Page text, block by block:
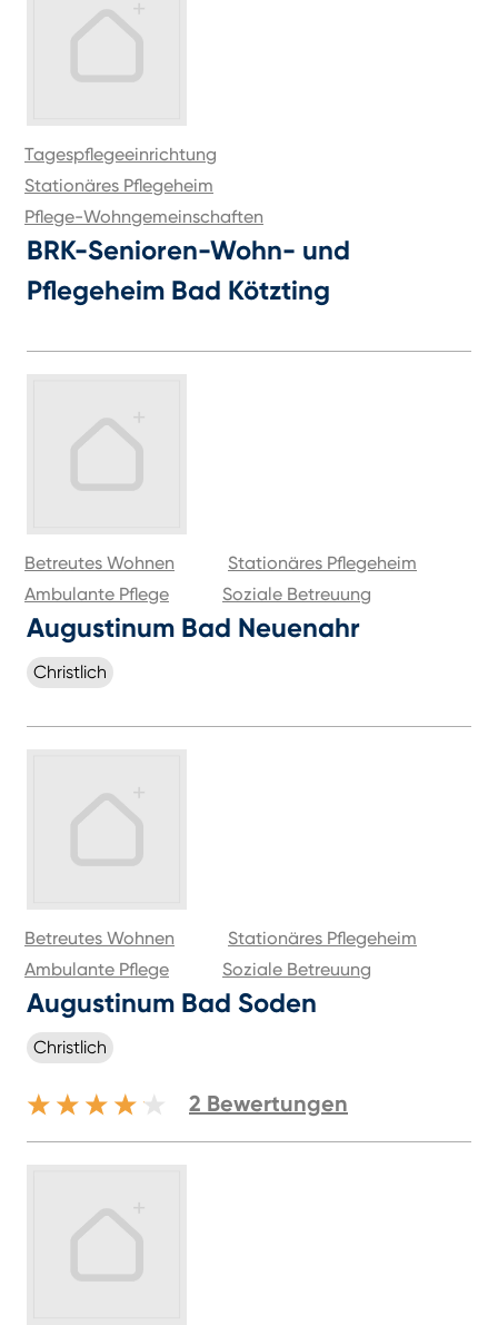
Tagespflegeeinrichtung
Stationäres Pflegeheim
Pflege-Wohngemeinschaften
BRK-Senioren-Wohn- und
Pflegeheim Bad Kötzting
Betreutes Wohnen
Stationäres Pflegeheim
Ambulante Pflege
Soziale Betreuung
Augustinum Bad Neuenahr
Christlich
Betreutes Wohnen
Stationäres Pflegeheim
Ambulante Pflege
Soziale Betreuung
Augustinum Bad Soden
Christlich
2 Bewertungen